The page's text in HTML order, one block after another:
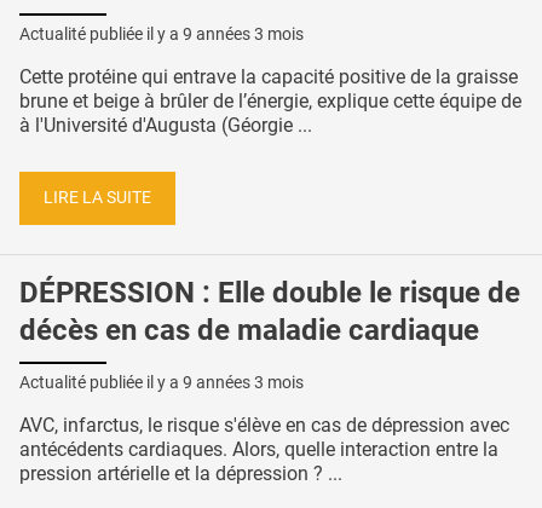
Actualité publiée il y a 9 années 3 mois
Cette protéine qui entrave la capacité positive de la graisse
brune et beige à brûler de l’énergie, explique cette équipe de
à l'Université d'Augusta (Géorgie ...
LIRE LA SUITE
DÉPRESSION : Elle double le risque de
décès en cas de maladie cardiaque
Actualité publiée il y a 9 années 3 mois
AVC, infarctus, le risque s'élève en cas de dépression avec
antécédents cardiaques. Alors, quelle interaction entre la
pression artérielle et la dépression ? ...